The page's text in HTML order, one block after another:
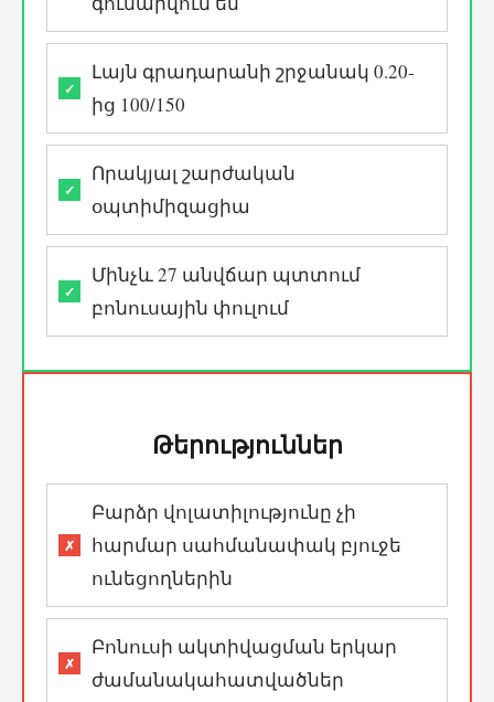
Լայն գրադարանի շրջանակ 0.20-
ից 100/150
Որակյալ շարժական
օպտիմիզացիա
Մինչև 27 անվճար պտտում
բոնուսային փուլում
Թերություններ
Բարձր վոլատիլությունը չի
հարմար սահմանափակ բյուջե
ունեցողներին
Բոնուսի ակտիվացման երկար
ժամանակահատվածներ